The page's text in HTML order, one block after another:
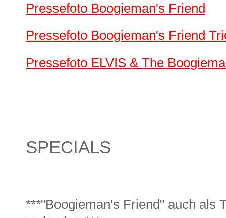
Pressefoto Boogieman's Friend
Pressefoto Boogieman's Friend
Pressefoto ELVIS & The
SPECIALS
***"Boogieman's Friend" auch als